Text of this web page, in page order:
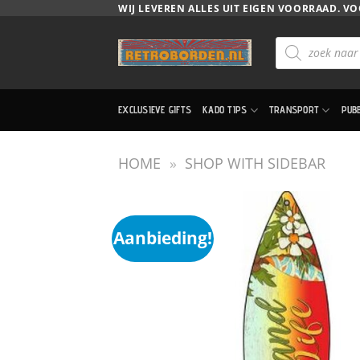
WIJ LEVEREN ALLES UIT EIGEN VOORRAAD.
Producten
zoeken
EXCLUSIEVE GIFTS KADO TIPS TRANSPORT
HOME » SHOP WITH SIDEBAR
Aanbieding!